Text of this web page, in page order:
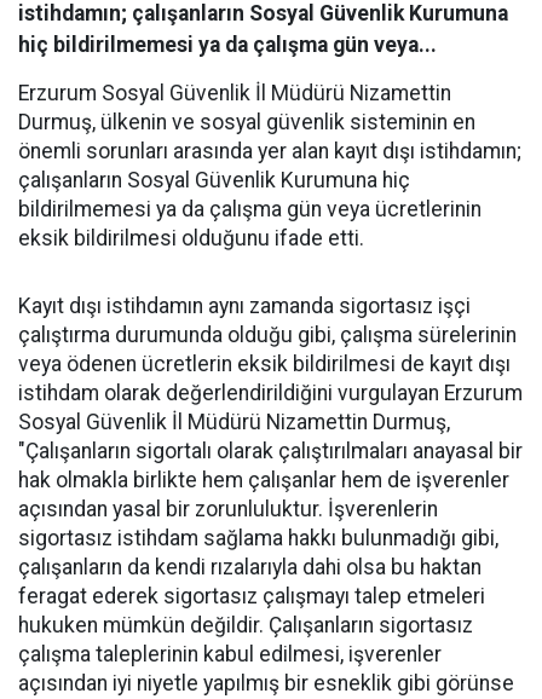
istihdamın; çalışanların Sosyal Güvenlik Kurumuna
hiç bildirilmemesi ya da çalışma gün veya...
Erzurum Sosyal Güvenlik İl Müdürü Nizamettin
Durmuş, ülkenin ve sosyal güvenlik sisteminin en
önemli sorunları arasında yer alan kayıt dışı istihdamın;
çalışanların Sosyal Güvenlik Kurumuna hiç
bildirilmemesi ya da çalışma gün veya ücretlerinin
eksik bildirilmesi olduğunu ifade etti.
Kayıt dışı istihdamın aynı zamanda sigortasız işçi
çalıştırma durumunda olduğu gibi, çalışma sürelerinin
veya ödenen ücretlerin eksik bildirilmesi de kayıt dışı
istihdam olarak değerlendirildiğini vurgulayan Erzurum
Sosyal Güvenlik İl Müdürü Nizamettin Durmuş,
"Çalışanların sigortalı olarak çalıştırılmaları anayasal bir
hak olmakla birlikte hem çalışanlar hem de işverenler
açısından yasal bir zorunluluktur. İşverenlerin
sigortasız istihdam sağlama hakkı bulunmadığı gibi,
çalışanların da kendi rızalarıyla dahi olsa bu haktan
feragat ederek sigortasız çalışmayı talep etmeleri
hukuken mümkün değildir. Çalışanların sigortasız
çalışma taleplerinin kabul edilmesi, işverenler
açısından iyi niyetle yapılmış bir esneklik gibi görünse